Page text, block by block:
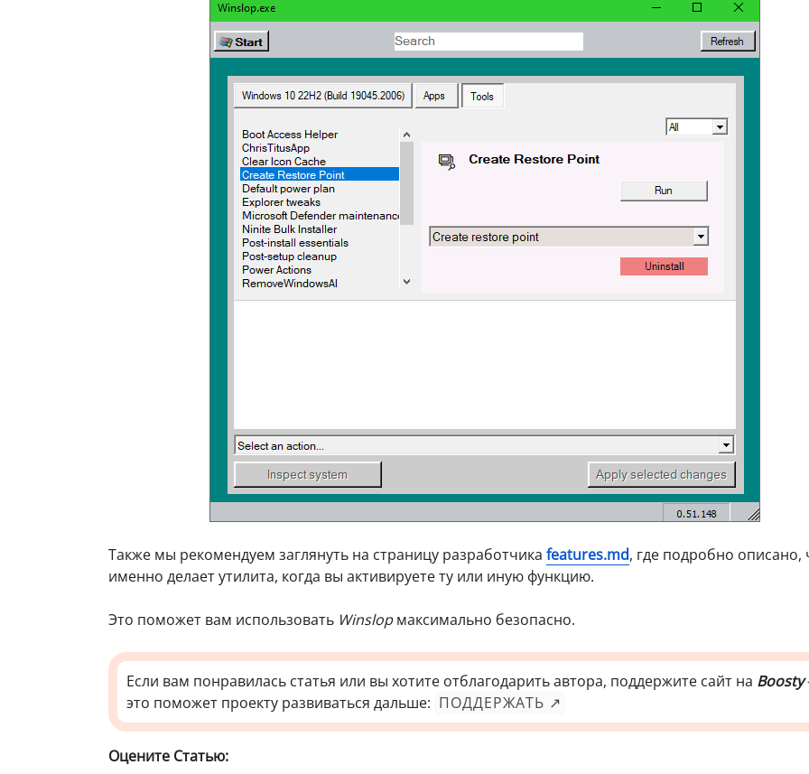
Также мы рекомендуем заглянуть на страницу разработчика features.md, где подробно описано,
именно делает утилита, когда вы активируете ту или иную функцию.
Это поможет вам использовать Winslopмаксимально безопасно.
Если вам понравилась статья или вы хотите отблагодарить автора, поддержите сайт на Boosty
это поможет проекту развиваться дальше: ПОДДЕРЖАТЬ ↗
Оцените Статью: